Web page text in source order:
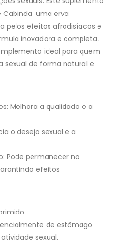
Cabinda, uma erva
pelos efeitos afrodisíacos e
inovadora e completa,
ideal para quem
sexual de forma natural e
Melhora a qualidade e a
o desejo sexual e a
Pode permanecer no
efeitos
de estômago
sexual.